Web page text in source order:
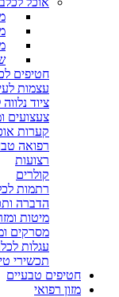
חטיפים
עצמות
ציוד
צעצועים
קערות
רפואה
רצועות
קולרים
רתמות
הדברה
מיטות
מסרקים
עגלות
תכשירי
חטיפים טבעיים
מזון רפואי